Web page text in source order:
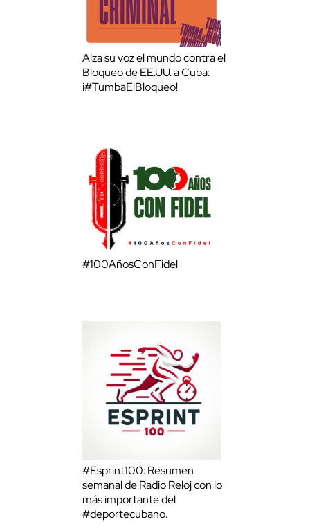
Alza su voz el mundo contra el
Bloqueo de EE.UU. a Cuba:
¡#TumbaElBloqueo!
#100AñosConFidel
#Esprint100: Resumen
semanal de Radio Reloj con lo
más importante del
#deportecubano.